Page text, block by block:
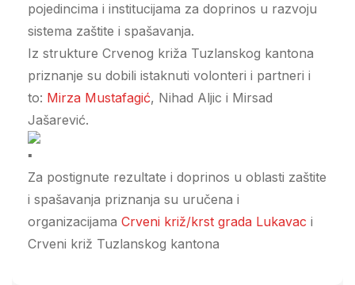
pojedincima i institucijama za doprinos u razvoju
sistema zaštite i spašavanja.
Iz strukture Crvenog križa Tuzlanskog kantona
priznanje su dobili istaknuti volonteri i partneri i
to: Mirza Mustafagić, Nihad Aljic i Mirsad
Jašarević.
Za postignute rezultate i doprinos u oblasti zaštite
i spašavanja priznanja su uručena i
organizacijama Crveni križ/krst grada Lukavac i
Crveni križ Tuzlanskog kantona